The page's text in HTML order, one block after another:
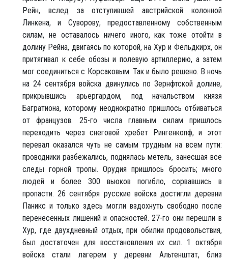
Рейн, вслед за отступившей австрийской колонной
Линкена, и Суворову, предоставленному собственным
силам, не оставалось ничего иного, как тоже отойти в
долину Рейна, двигаясь по которой, на Хур и Фельдкирх, он
притягивал к себе обозы и полевую артиллерию, а затем
мог соединиться с Корсаковым. Так и было решено. В ночь
на 24 сентября войска двинулись по Зернфтской долине,
прикрывшись арьергардом, под начальством князя
Багратиона, которому неоднократно пришлось отбиваться
от французов. 25-го числа главным силам пришлось
переходить через снеговой хребет Рингенкопф, и этот
перевал оказался чуть не самым трудным на всем пути:
проводники разбежались, поднялась метель, занесшая все
следы горной тропы. Орудия пришлось бросить; много
людей и более 300 вьюков погибло, сорвавшись в
пропасти. 26 сентября русские войска достигли деревни
Паникс и только здесь могли вздохнуть свободно после
перенесенных лишений и опасностей. 27-го они перешли в
Хур, где двухдневный отдых, при обилии продовольствия,
был достаточен для восстановления их сил. 1 октября
войска стали лагерем у деревни Альтенштат, близ